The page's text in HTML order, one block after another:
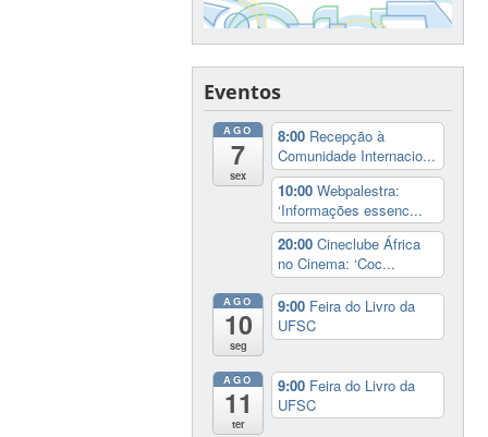
Eventos
AGO
7
sex
8:00 Recepção à
Comunidade Internacio...
10:00Webpalestra:
‘Informações essenc...
20:00Cineclube África
no Cinema: ‘Coc...
AGO
10
seg
9:00 Feira do Livro da
UFSC
AGO
11
ter
9:00 Feira do Livro da
UFSC